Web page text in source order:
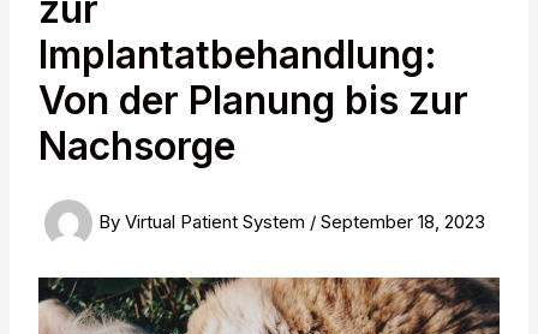
Implantatbehandlung:
Von der Planung bis zur
Nachsorge
ByVirtual Patient System /September 18, 2023